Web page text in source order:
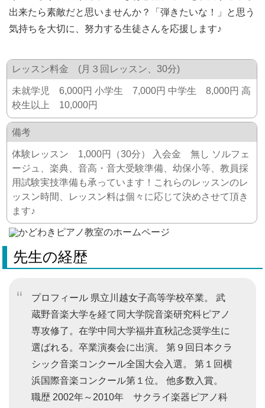
出来たら素敵だと思いませんか？「弾きたいな！」と思う
気持ちを大切に、努力する生徒さんを応援します♪
レッスン料金 (月３回レッスン、30分)
未就学児 6,000円 小学生 7,000円 中学生 8,000円 高
校生以上 10,000円
備考
体験レッスン 1,000円（30分） 入会金 無し ソルフェ
ージュ、楽典、音高・音大受験準備、幼保小等、教員採
用試験実技準備も承っています！これらのレッスンのレ
ッスン時間、レッスン料は個々に応じて決めさせて頂き
ます♪
先生の経歴
プロフィール 県立川越女子高等学校卒業。 武
蔵野音楽大学を経て同大学院音楽研究科ピアノ
専攻修了。在学中同大学福井直秋記念奨学生に
選ばれる。卒業演奏会に出演。 第９回日本クラ
シック音楽コンクール全国大会入選。 第１回横
浜国際音楽コンクール第１位。 他多数入賞。
職歴 2002年～2010年 サクライ楽器ピアノ科